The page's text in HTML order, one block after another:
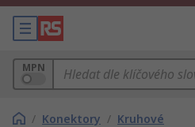
MPN
/ Konektory / Kruhové